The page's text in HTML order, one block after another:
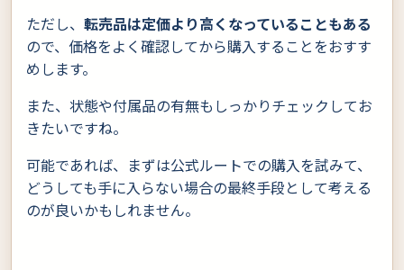
ただし、 転売品は定価より高くなっていることもある
ので、価格をよく確認してから購入することをおすす
めします。
また、状態や付属品の有無もしっかりチェックしてお
きたいですね。
可能であれば、まずは公式ルートでの購入を試みて、
どうしても手に入らない場合の最終手段として考える
のが良いかもしれません。